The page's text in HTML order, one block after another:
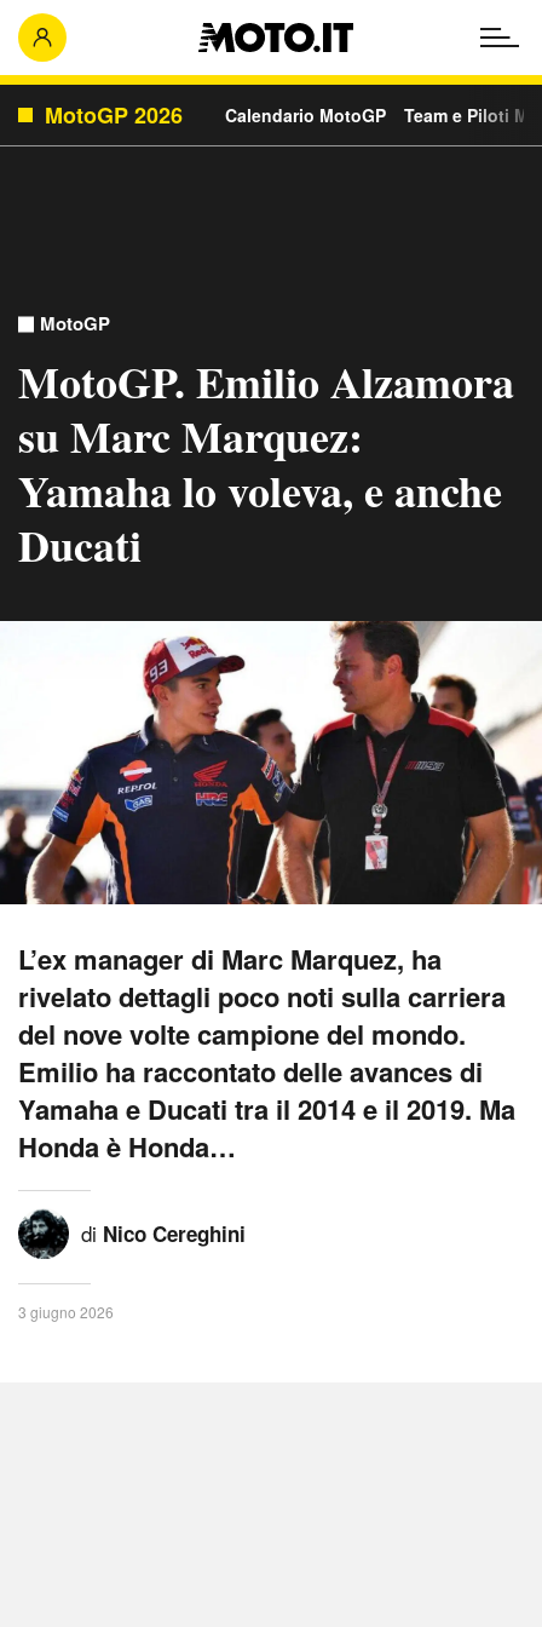
MotoGP 2026 Calendario MotoGP Team e Piloti
MotoGP
MotoGP. Emilio Alzamora
su Marc Marquez:
Yamaha lo voleva, e anche
Ducati
L’ex manager di Marc Marquez, ha
rivelato dettagli poco noti sulla carriera
del nove volte campione del mondo.
Emilio ha raccontato delle avances di
Yamaha e Ducati tra il 2014 e il 2019. Ma
Honda è Honda…
di Nico Cereghini
3 giugno 2026